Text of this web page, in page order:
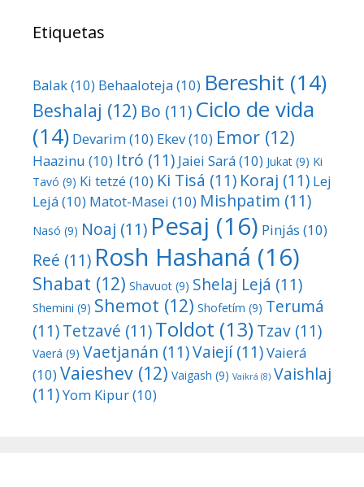
Etiquetas
Balak(10) Behaaloteja(10) Bereshit (14)
Beshalaj (12) Bo (11) Ciclo de vida
(14) Devarim(10) Ekev(10) Emor (12)
Haazinu (10) Itró (11) Jaiei Sará(10) Jukat (9) Ki
Tavó (9) Ki tetzé(10) Ki Tisá (11) Koraj (11) Lej
Lejá(10) Matot-Masei (10) Mishpatim (11)
Nasó (9) Noaj (11) Pesaj (16) Pinjás (10)
Reé (11) Rosh Hashaná (16)
Shabat (12) Shavuot (9) Shelaj Lejá (11)
Shemini (9) Shemot (12) Shofetím (9) Terumá
(11)Tetzavé (11)Toldot (13) Tzav (11)
Vaerá (9) Vaetjanán (11)Vaiejí(11)Vaierá
(10) Vaieshev (12) Vaigash (9) Vaikrá (8) Vaishlaj
(11)Yom Kipur(10)